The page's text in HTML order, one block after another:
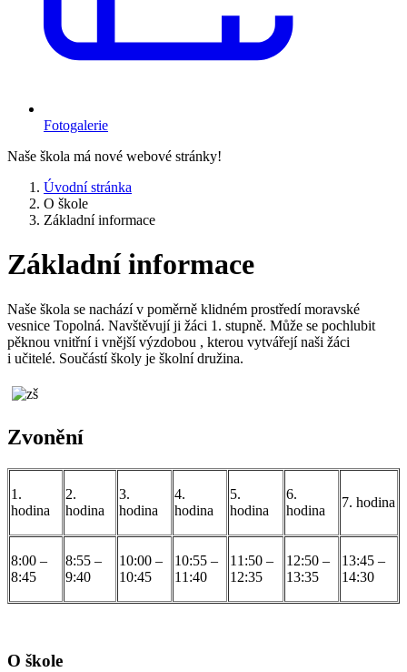
Fotogalerie
Naše škola má nové webové stránky!
Úvodní stránka
O škole
Základní informace
Základní informace
Naše škola se nachází v poměrně klidném prostředí moravské
vesnice Topolná. Navštěvují ji žáci 1. stupně. Může se pochlubit
pěknou vnitřní i vnější výzdobou , kterou vytvářejí naši žáci
i učitelé. Součástí školy je školní družina.
Zvonění
1.
hodina
2.
hodina
3.
hodina
4.
hodina
5.
hodina
6.
hodina
7. hodina
8:00 –
8:45
8:55 –
9:40
10:00 –
10:45
10:55 –
11:40
11:50 –
12:35
12:50 –
13:35
13:45 –
14:30
O škole